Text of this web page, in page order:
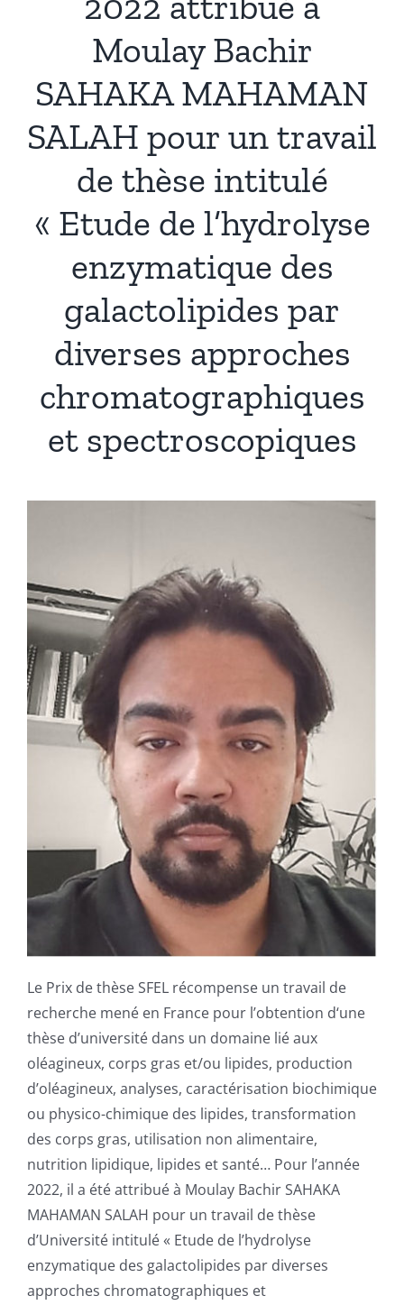
Moulay Bachir
SAHAKA MAHAMAN
SALAH pour un travail
de thèse intitulé
« Etude de l’hydrolyse
enzymatique des
galactolipides par
diverses approches
chromatographiques
et spectroscopiques
Le Prix de thèse SFEL récompense un travail de
recherche mené en France pour l’obtention d‘une
thèse d’université dans un domaine lié aux
oléagineux, corps gras et/ou lipides, production
d’oléagineux, analyses, caractérisation biochimique
ou physico-chimique des lipides, transformation
des corps gras, utilisation non alimentaire,
nutrition lipidique, lipides et santé… Pour l’année
2022, il a été attribué à Moulay Bachir SAHAKA
MAHAMAN SALAH pour un travail de thèse
d’Université intitulé « Etude de l’hydrolyse
enzymatique des galactolipides par diverses
approches chromatographiques et